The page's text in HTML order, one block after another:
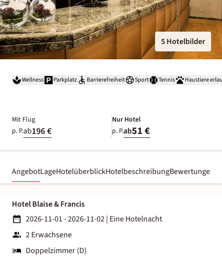
5 Hotelbilder
Wellness Parkplatz Barrierefreiheit Sport Tennis Haustiere
Mit Flug
p. P.ab196 €
Nur Hotel
p. P.ab51 €
AngebotLageHotelüberblickHotelbeschreibungBewertungen
Hotel Blaise & Francis
2026-11-01 - 2026-11-02| Eine Hotelnacht
2 Erwachsene
Doppelzimmer (D)